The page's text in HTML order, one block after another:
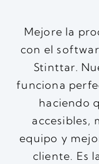
Mejore la
con el
Stinttar.
funciona
haciendo
accesibles,
equipo y
cliente. Es